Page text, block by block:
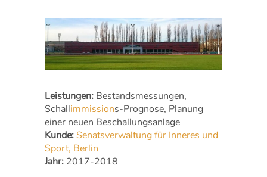
Leistungen:Bestandsmessungen,
Schallimmissions-Prognose, Planung
einer neuen Beschallungsanlage
Kunde: Senatsverwaltung für Inneres und
Sport, Berlin
Jahr:2017-2018